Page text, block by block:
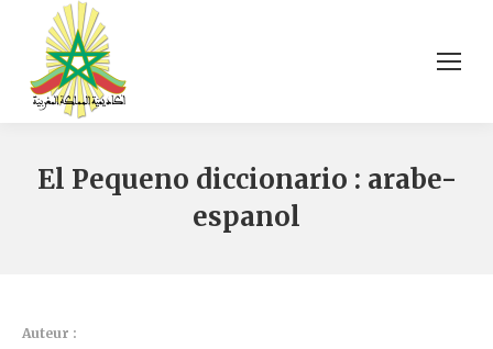
El Pequeno diccionario : arabe-
espanol
Auteur :